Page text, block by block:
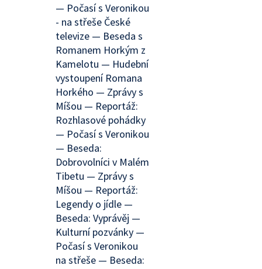
— Počasí s Veronikou
- na střeše České
televize — Beseda s
Romanem Horkým z
Kamelotu — Hudební
vystoupení Romana
Horkého — Zprávy s
Míšou — Reportáž:
Rozhlasové pohádky
— Počasí s Veronikou
— Beseda:
Dobrovolníci v Malém
Tibetu — Zprávy s
Míšou — Reportáž:
Legendy o jídle —
Beseda: Vyprávěj —
Kulturní pozvánky —
Počasí s Veronikou
na střeše — Beseda: